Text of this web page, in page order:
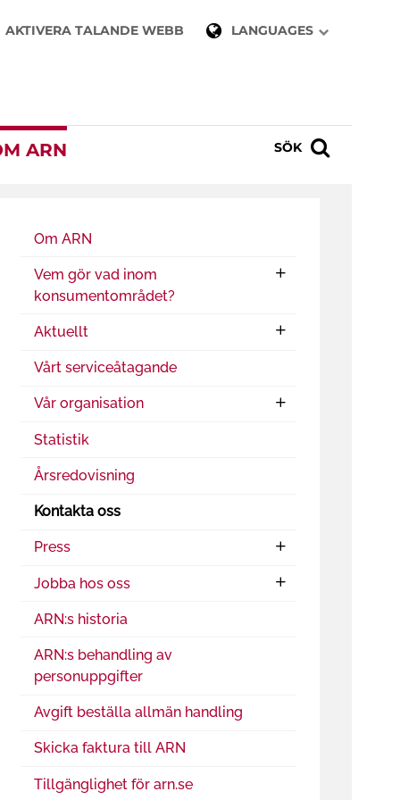
AKTIVERA TALANDE WEBB LANGUAGES
ARN SÖK
Om ARN
Vem gör vad inom
konsumentområdet?
Aktuellt
Vårt serviceåtagande
Vår organisation
Statistik
Årsredovisning
Kontakta oss
Press
Jobba hos oss
ARN:s historia
ARN:s behandling av
personuppgifter
Avgift beställa allmän handling
Skicka faktura till ARN
Tillgänglighet för arn.se